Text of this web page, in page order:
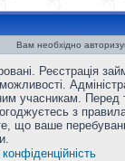
Вам необхідно
Реєстрація
учасникам. Перед
з
що ваше